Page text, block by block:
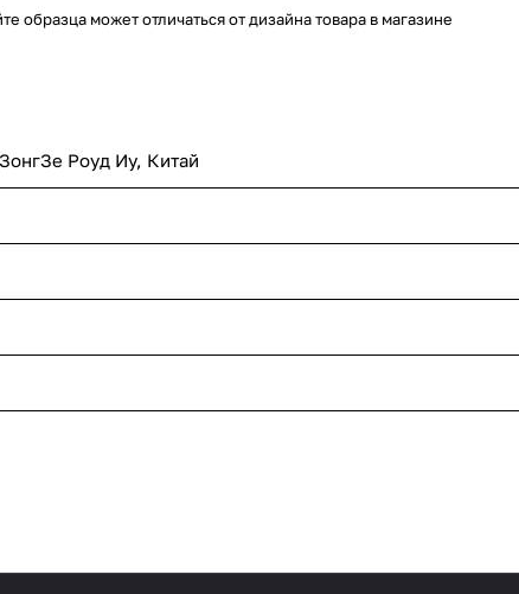
образца может отличаться от дизайна товара в магазине
Роуд Иу, Китай